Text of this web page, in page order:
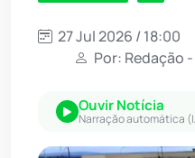
27 Jul 2026 / 18:00
Por: Redação
Ouvir Notícia
Narração automática